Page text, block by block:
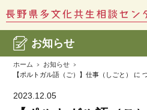
お知らせ
ホーム
お知らせ
【ポルトガル語（ご）】仕事（しごと） に
2023.12.05